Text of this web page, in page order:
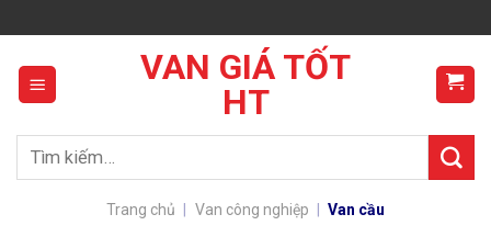
to
content
VAN GIÁ TỐT
HT
Tìm
Trang chủ Van công nghiệp Van cầu